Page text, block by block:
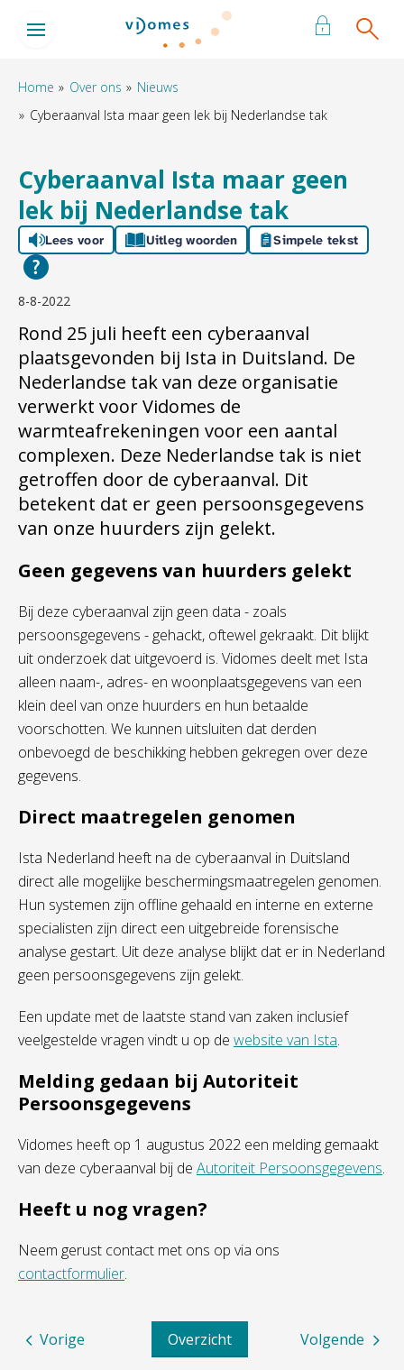
Naar de homepage
Ga naar Hoofd
Home Over ons
Nieuws
Cyberaanval Ista maar geen lek bij Nederlandse tak
Cyberaanval Ista maar geen
lek bij Nederlandse tak
Lees voor Uitleg woorden Simpele tekst
8-8-2022
Rond 25 juli heeft een cyberaanval
plaatsgevonden bij Ista in Duitsland. De
Nederlandse tak van deze organisatie
verwerkt voor Vidomes de
warmteafrekeningen voor een aantal
complexen. Deze Nederlandse tak is niet
getroffen door de cyberaanval. Dit
betekent dat er geen persoonsgegevens
van onze huurders zijn gelekt.
Geen gegevens van huurders gelekt
Bij deze cyberaanval zijn geen data - zoals
persoonsgegevens - gehackt, oftewel gekraakt. Dit blijkt
uit onderzoek dat uitgevoerd is. Vidomes deelt met Ista
alleen naam-, adres- en woonplaatsgegevens van een
klein deel van onze huurders en hun betaalde
voorschotten. We kunnen uitsluiten dat derden
onbevoegd de beschikking hebben gekregen over deze
gegevens.
Direct maatregelen genomen
Ista Nederland heeft na de cyberaanval in Duitsland
direct alle mogelijke beschermingsmaatregelen genomen.
Hun systemen zijn offline gehaald en interne en externe
specialisten zijn direct een uitgebreide forensische
analyse gestart. Uit deze analyse blijkt dat er in Nederland
geen persoonsgegevens zijn gelekt.
Een update met de laatste stand van zaken inclusief
veelgestelde vragen vindt u op de website van Ista.
Melding gedaan bij Autoriteit
Persoonsgegevens
Vidomes heeft op 1 augustus 2022 een melding gemaakt
van deze cyberaanval bij de Autoriteit Persoonsgegevens.
Heeft u nog vragen?
Neem gerust contact met ons op via ons
contactformulier.
Volgende
Overzicht
Vorige